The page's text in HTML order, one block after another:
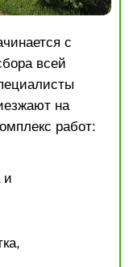
с
всей
на
работ:
и